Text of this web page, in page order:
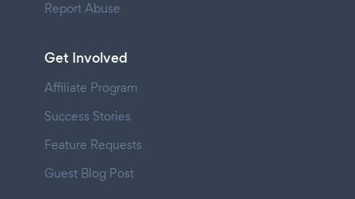
Report Abuse
Get Involved
Affiliate Program
Success Stories
Feature Requests
Guest Blog Post